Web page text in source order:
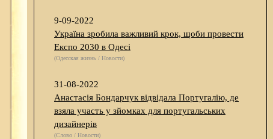
9-09-2022
Україна зробила важливий крок, щоби провести
Експо 2030 в Одесі
(Одесская жизнь / Новости)
31-08-2022
Анастасія Бондарчук відвідала Португалію, де
взяла участь у зйомках для португальських
дизайнерів
(Слово / Новости)